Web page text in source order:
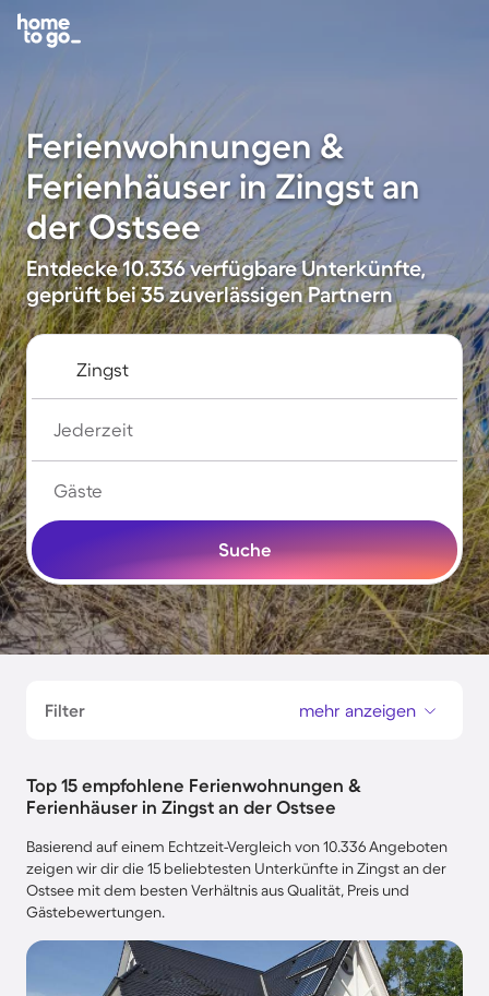
Ferienwohnungen &
Ferienhäuser in Zingst an
der Ostsee
Entdecke 10.336 verfügbare Unterkünfte,
geprüft bei 35 zuverlässigen Partnern
Jederzeit
Gäste
Suche
Filter mehr anzeigen
Top 15 empfohlene Ferienwohnungen &
Ferienhäuser in Zingst an der Ostsee
Basierend auf einem Echtzeit-Vergleich von 10.336 Angeboten
zeigen wir dir die 15 beliebtesten Unterkünfte in Zingst an der
Ostsee mit dem besten Verhältnis aus Qualität, Preis und
Gästebewertungen.